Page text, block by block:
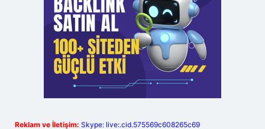
Reklam ve İletişim: Skype: live:.cid.575569c608265c69